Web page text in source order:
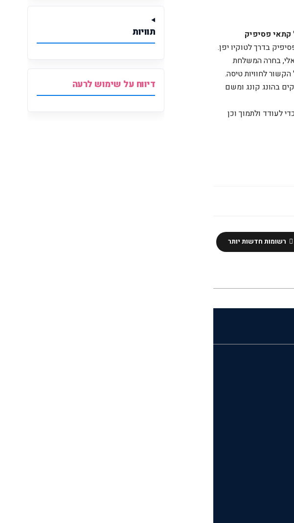
פסיפיק
בדרך לטוקיו יפן.
בחרה המשלחת
בהונג קונג ומשם
לעודד ולתמוך וכן
רשומות חדשות יותר
תוויות
דיווח על שימוש לרעה